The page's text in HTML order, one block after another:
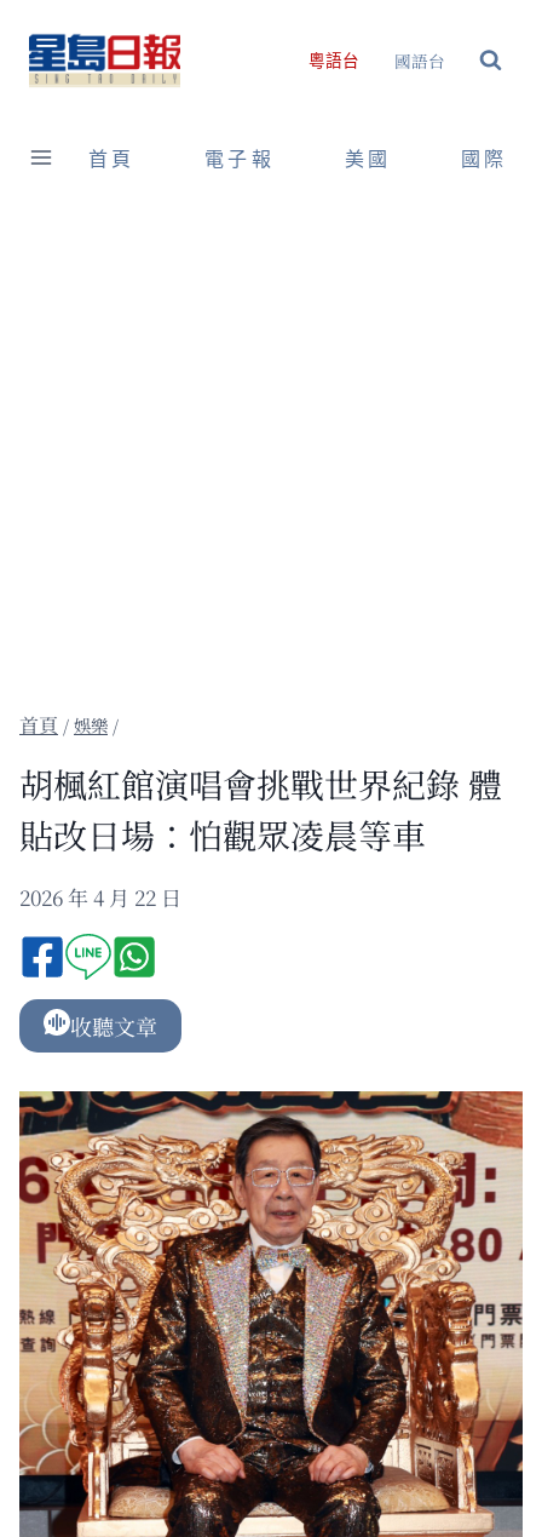
content
粵語台 國語台
首頁 電子報 美國 國際
/娛樂 /
胡楓紅館演唱會挑戰世界紀錄 體
貼改日場：怕觀眾凌晨等車
2026 年 4 月 22 日
收聽文章